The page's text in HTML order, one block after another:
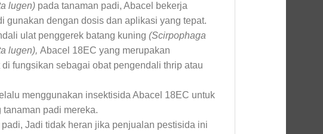
lugen)pada tanaman padi, Abacel bekerja
gunakan dengan dosis dan aplikasi yang tepat.
ulat penggerek batang kuning (Scirpophaga
lugen), Abacel 18EC yang merupakan
fungsikan sebagai obat pengendali thrip atau
menggunakan insektisida Abacel 18EC untuk
padi mereka.
Jadi tidak heran jika penjualan pestisida ini